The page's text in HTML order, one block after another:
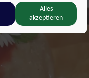
Alles
akzeptieren